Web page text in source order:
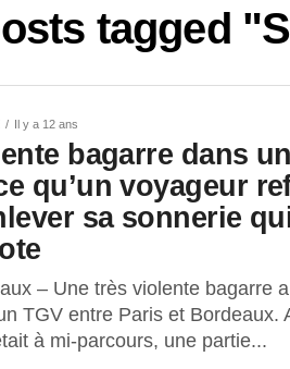
tagged
Il y a 12 ans
bagarre dans
qu’un voyageur
sa sonnerie
– Une très violente bagarre
TGV entre Paris et Bordeaux.
à mi-parcours, une partie...